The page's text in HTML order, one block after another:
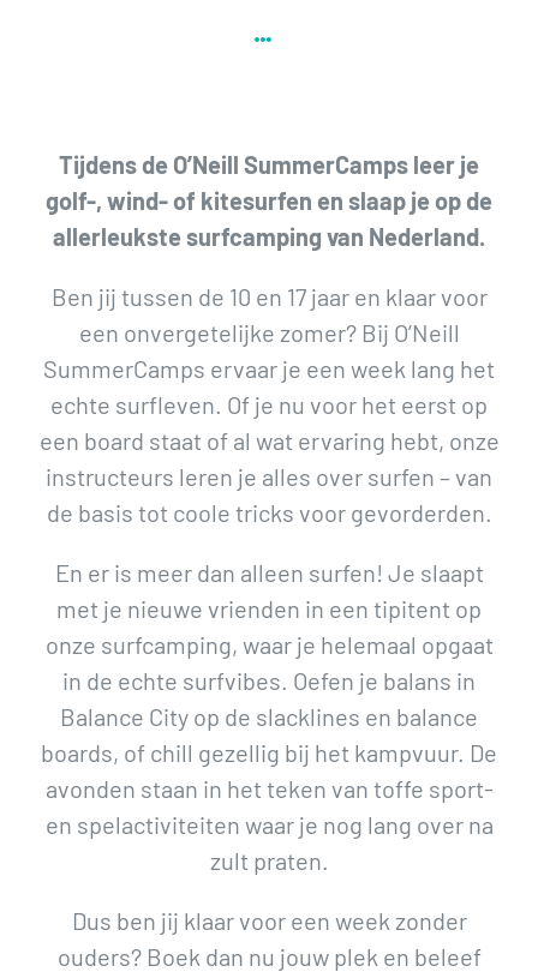
Tijdens de O’Neill SummerCamps leer je
golf-, wind- of kitesurfen en slaap je op de
allerleukste surfcamping van Nederland.
Ben jij tussen de 10 en 17 jaar en klaar voor
een onvergetelijke zomer? Bij O’Neill
SummerCamps ervaar je een week lang het
echte surfleven. Of je nu voor het eerst op
een board staat of al wat ervaring hebt, onze
instructeurs leren je alles over surfen – van
de basis tot coole tricks voor gevorderden.
En er is meer dan alleen surfen! Je slaapt
met je nieuwe vrienden in een tipitent op
onze surfcamping, waar je helemaal opgaat
in de echte surfvibes. Oefen je balans in
Balance City op de slacklines en balance
boards, of chill gezellig bij het kampvuur. De
avonden staan in het teken van toffe sport-
en spelactiviteiten waar je nog lang over na
zult praten.
Dus ben jij klaar voor een week zonder
ouders? Boek dan nu jouw plek en beleef